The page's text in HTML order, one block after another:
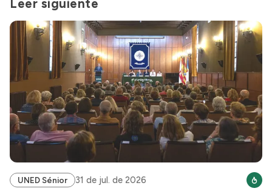
Leer siguiente
UNED Sénior 31 de jul. de 2026